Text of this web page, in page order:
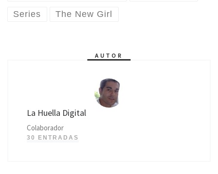
Series The New Girl
AUTOR
La Huella Digital
Colaborador
30 ENTRADAS